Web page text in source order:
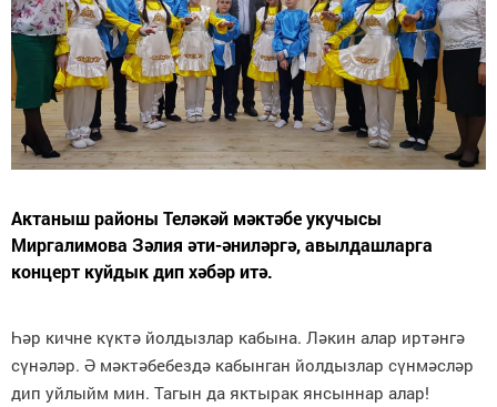
Актаныш районы Теләкәй мәктәбе укучысы
Миргалимова Зәлия әти-әниләргә, авылдашларга
концерт куйдык дип хәбәр итә.
Һәр кичне күктә йолдызлар кабына. Ләкин алар иртәнгә
сүнәләр. Ә мәктәбебездә кабынган йолдызлар сүнмәсләр
дип уйлыйм мин. Тагын да яктырак янсыннар алар!